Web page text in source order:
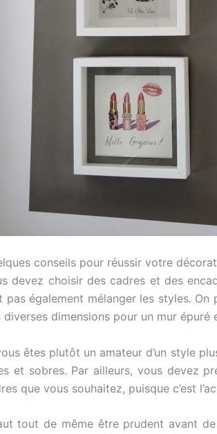
conseils pour réussir votre
devez choisir des cadres et des
pas également mélanger les styles.
diverses dimensions pour un mur épuré
êtes plutôt un amateur d’un style
et sobres. Par ailleurs, vous devez
que vous souhaitez, puisque c’est
tout de même être prudent avant